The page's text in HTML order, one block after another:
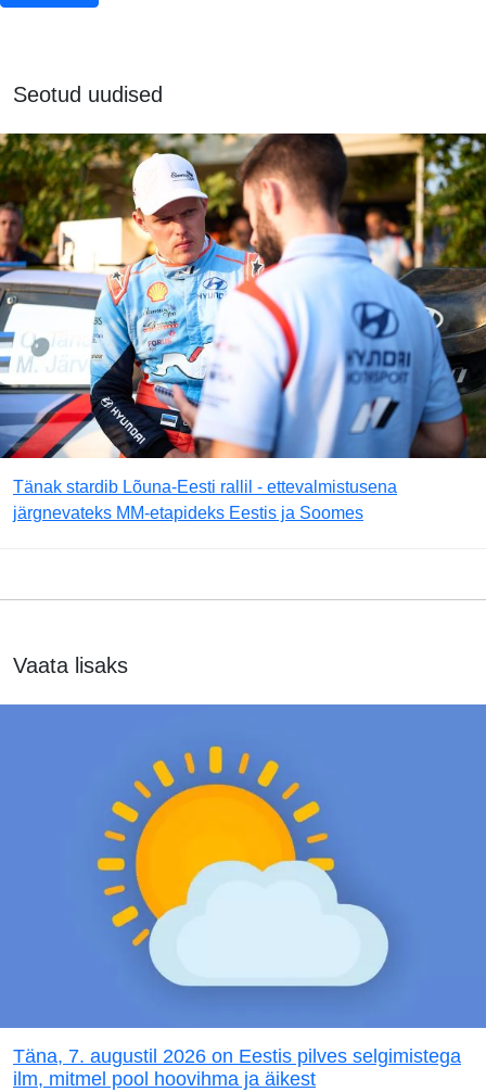
Seotud uudised
Tänak stardib Lõuna-Eesti rallil - ettevalmistusena
järgnevateks MM-etapideks Eestis ja Soomes
Vaata lisaks
Täna, 7. augustil 2026 on Eestis pilves selgimistega
ilm, mitmel pool hoovihma ja äikest